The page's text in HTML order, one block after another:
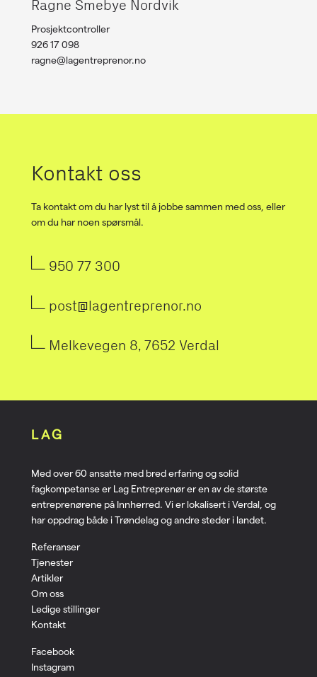
Ragne Smebye Nordvik
Prosjektcontroller
926 17 098
ragne@lagentreprenor.no
Kontakt oss
Ta kontakt om du har lyst til å jobbe sammen med oss, eller
om du har noen spørsmål.
950 77 300
post@lagentreprenor.no
Melkevegen 8, 7652 Verdal
LAG
Med over 60 ansatte med bred erfaring og solid
fagkompetanse er Lag Entreprenør er en av de største
entreprenørene på Innherred. Vi er lokalisert i Verdal, og
har oppdrag både i Trøndelag og andre steder i landet.
Referanser
Tjenester
Artikler
Om oss
Ledige stillinger
Kontakt
Facebook
Instagram